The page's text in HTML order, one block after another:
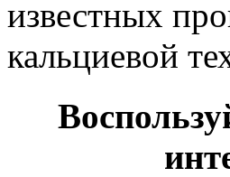
известных
кальциевой